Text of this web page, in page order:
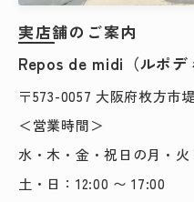
実店舗のご案内
Repos de midi（ルポデ
〒573-0057 大阪府枚方市
＜営業時間＞
水・木・金・祝日の月・火
土・日：12:00 〜 17:00